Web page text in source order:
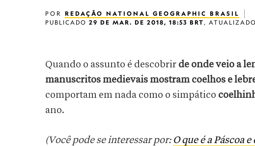
POR REDAÇÃO NATIONAL GEOGRAPHIC BRASIL
PUBLICADO 29 DE MAR. DE 2018, 18:53 BRT, ATUALIZADO
Quando o assunto é descobrir de onde veio a
manuscritos medievais mostram coelhos e
comportam em nada como o simpático
ano.
(Você pode se interessar por: O que é a Páscoa